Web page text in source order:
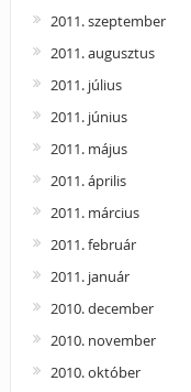
2011. szeptember
2011. augusztus
2011. július
2011. június
2011. május
2011. április
2011. március
2011. február
2011. január
2010. december
2010. november
2010. október